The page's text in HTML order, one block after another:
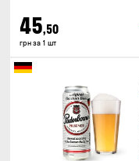
45,50
грн за 1 шт